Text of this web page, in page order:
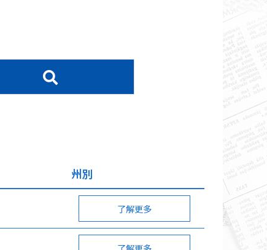
州別
了解更多